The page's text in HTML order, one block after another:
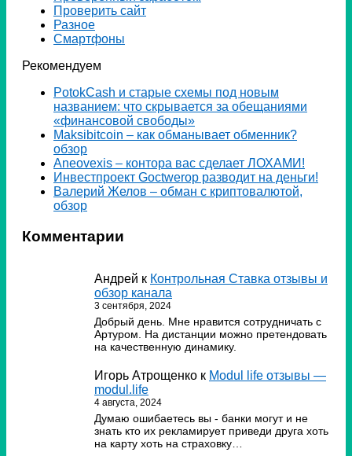
Проверить сайт
Разное
Смартфоны
Рекомендуем
PotokCash и старые схемы под новым
названием: что скрывается за обещаниями
«финансовой свободы»
Мaksibitcoin – как обманывает обменник?
обзор
Аneovexis – контора вас сделает ЛОХАМИ!
Инвестпроект Goctwerop разводит на деньги!
Валерий Желов – обман с криптовалютой,
обзор
Комментарии
Андрей к Контрольная Ставка отзывы и
обзор канала
3 сентября, 2024
Добрый день. Мне нравится сотрудничать с
Артуром. На дистанции можно претендовать
на качественную динамику.
Игорь Атрощенко к Modul life отзывы —
modul.life
4 августа, 2024
Думаю ошибаетесь вы - банки могут и не
знать кто их рекламирует приведи друга хоть
на карту хоть на страховку…